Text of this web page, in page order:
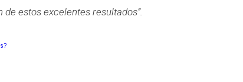
de estos excelentes resultados”.